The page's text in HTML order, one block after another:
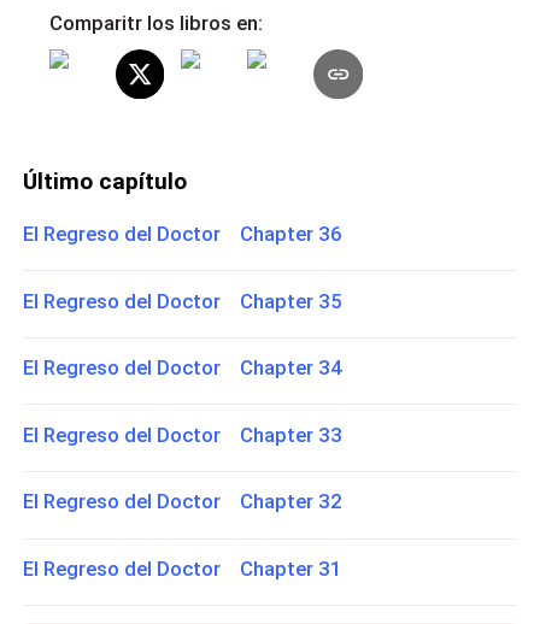
Comparitr los libros en:
Último capítulo
El Regreso del Doctor Chapter 36
El Regreso del Doctor Chapter 35
El Regreso del Doctor Chapter 34
El Regreso del Doctor Chapter 33
El Regreso del Doctor Chapter 32
El Regreso del Doctor Chapter 31